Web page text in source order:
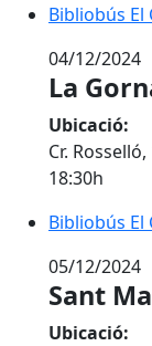
Bibliobús El
Bibliobús El
04/12/2024
La
Ubicació:
Cr.
18:30h
Bibliobús El
Bibliobús El
05/12/2024
Sant
Ubicació: